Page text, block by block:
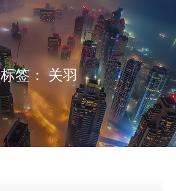
标签：关羽